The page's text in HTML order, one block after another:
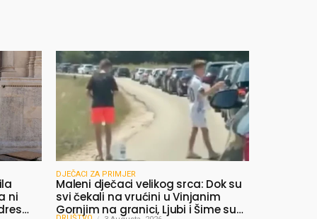
ni
DJEČACI ZA PRIMJER
Maleni dječaci velikog srca: Dok su
svi čekali na vrućini u Vinjanim
Gornjim na granici, Ljubi i Šime su